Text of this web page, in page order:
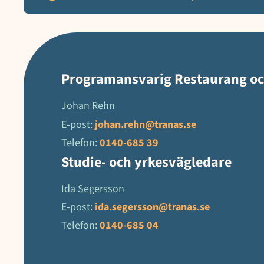
Programansvarig Restaurang
Johan Rehn
E-post: johan.rehn@tranas.se
Telefon:0140-685 39
Studie- och yrkesvägledare
Ida Segersson
E-post: ida.segersson@tranas.se
Telefon:0140-685 04